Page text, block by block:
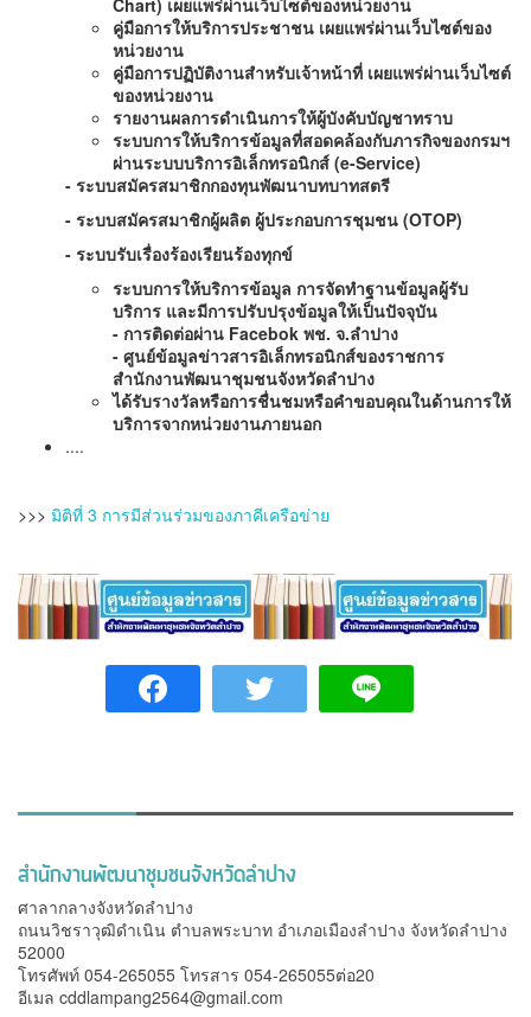
คู่มือการให้บริการประชาชน เผยแพร่ผ่านเว็บไซต์ของ
หน่วยงาน
คู่มือการปฏิบัติงานสำหรับเจ้าหน้าที่ เผยแพร่ผ่านเว็บไซต์
ของหน่วยงาน
รายงานผลการดำเนินการให้ผู้บังคับบัญชาทราบ
ระบบการให้บริการข้อมูลที่สอดคล้องกับภารกิจของกรมฯ
ผ่านระบบบริการอิเล็กทรอนิกส์ (e-Service)
- ระบบสมัครสมาชิกกองทุนพัฒนาบทบาทสตรี
- ระบบสมัครสมาชิกผู้ผลิต ผู้ประกอบการชุมชน (OTOP)
- ระบบรับเรื่องร้องเรียนร้องทุกข์
ระบบการให้บริการข้อมูล การจัดทำฐานข้อมูลผู้รับ
บริการ และมีการปรับปรุงข้อมูลให้เป็นปัจจุบัน
- การติดต่อผ่าน Facebok พช. จ.ลำปาง
- ศูนย์ข้อมูลข่าวสารอิเล็กทรอนิกส์ของราชการ
สำนักงานพัฒนาชุมชนจังหวัดลำปาง
ได้รับรางวัลหรือการชื่นชมหรือคำขอบคุณในด้านการให้
บริการจากหน่วยงานภายนอก
....
>>> มิติที่ 3 การมีส่วนร่วมของภาคีเครือข่าย
สำนักงานพัฒนาชุมชนจังหวัดลำปาง
ศาลากลางจังหวัดลำปาง
ถนนวิชราวุฒิดำเนิน ตำบลพระบาท อำเภอเมืองลำปาง จังหวัดลำปาง
52000
โทรศัพท์ 054-265055 โทรสาร 054-265055ต่อ20
อีเมล cddlampang2564@gmail.com